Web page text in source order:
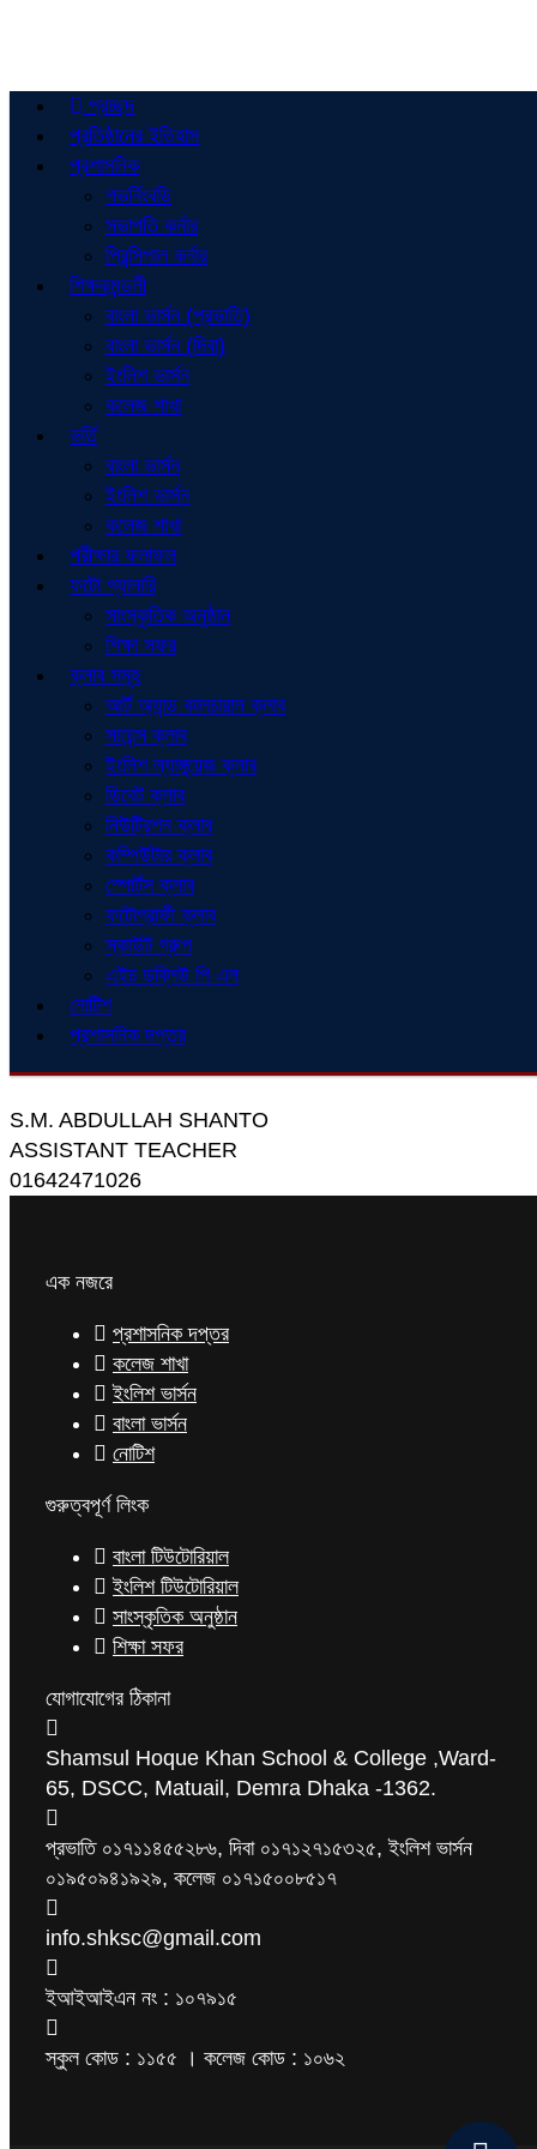
প্রচ্ছদ
প্রতিষ্ঠানের ইতিহাস
প্রশাসনিক
গভর্নিংবডি
সভাপতি কর্নার
প্রিন্সিপাল কর্নার
শিক্ষকমন্ডলী
বাংলা ভার্সন (প্রভাতি)
বাংলা ভার্সন (দিবা)
ইংলিশ ভার্সন
কলেজ শাখা
ভর্তি
বাংলা ভার্সন
ইংলিশ ভার্সন
কলেজ শাখা
পরীক্ষার ফলাফল
ফটো গ্যালারি
সাংস্কৃতিক অনুষ্ঠান
শিক্ষা সফর
ক্লাব সমূহ
আর্ট অ্যান্ড কালচারাল ক্লাব
সায়েন্স ক্লাব
ইংলিশ ল্যাঙ্গুয়েজ ক্লাব
ডিবেট ক্লাব
নিউট্রিশন ক্লাব
কম্পিউটার ক্লাব
স্পোর্টস ক্লাব
ফটোগ্রাফী ক্লাব
স্কাউট গ্রুপ
এইচ ডব্লিউ পি এল
নোটিশ
প্রশাসনিক দপ্তর
S.M. ABDULLAH SHANTO
ASSISTANT TEACHER
01642471026
এক নজরে
প্রশাসনিক দপ্তর
কলেজ শাখা
ইংলিশ ভার্সন
বাংলা ভার্সন
নোটিশ
গুরুত্বপূর্ণ লিংক
বাংলা টিউটোরিয়াল
ইংলিশ টিউটোরিয়াল
সাংস্কৃতিক অনুষ্ঠান
শিক্ষা সফর
যোগাযোগের ঠিকানা
Shamsul Hoque Khan School & College ,Ward-
65, DSCC, Matuail, Demra Dhaka -1362.
প্রভাতি ০১৭১১৪৫৫২৮৬, দিবা ০১৭১২৭১৫৩২৫, ইংলিশ ভার্সন
০১৯৫০৯৪১৯২৯, কলেজ ০১৭১৫০০৮৫১৭
info.shksc@gmail.com
ইআইআইএন নং : ১০৭৯১৫
স্কুল কোড : ১১৫৫ । কলেজ কোড : ১০৬২